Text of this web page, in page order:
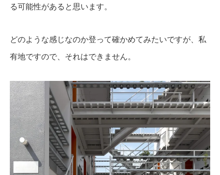
る可能性があると思います。
どのような感じなのか登って確かめてみたいですが、私
有地ですので、それはできません。